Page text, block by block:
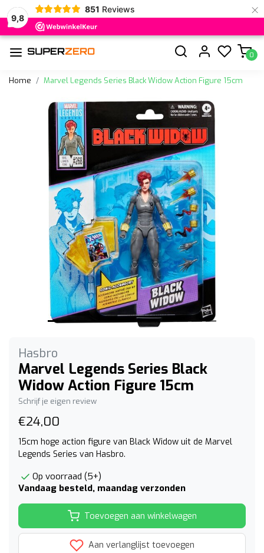
9,8
851 Reviews ×
0
Home Marvel Legends Series Black Widow Action Figure 15cm
Hasbro
Marvel Legends Series Black
Widow Action Figure 15cm
Schrijf je eigen review
€24,00
15cm hoge action figure van Black Widow uit de Marvel
Legends Series van Hasbro.
Op voorraad (5+)
Vandaag besteld, maandag verzonden
Toevoegen aan winkelwagen
Aan verlanglijst toevoegen